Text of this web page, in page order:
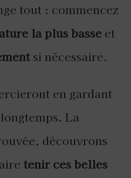
tout : commencez
la plus basse et
si nécessaire.
en gardant
La
découvrons
tenir ces belles